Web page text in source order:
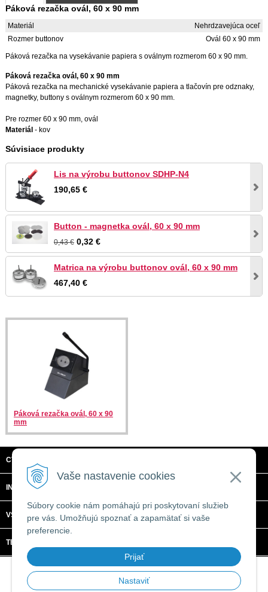
Vaše nastavenie cookies
Súbory cookie nám pomáhajú pri poskytovaní služieb
pre vás. Umožňujú spoznať a zapamätať si vaše
preferencie.
Prijať
Nastaviť
Páková rezačka ovál, 60 x 90 mm
Materiál
Nehrdzavejúca oceľ
Rozmer buttonov
Ovál 60 x 90 mm
Páková rezačka na vysekávanie papiera s oválnym rozmerom 60 x 90 mm.
Páková rezačka ovál, 60 x 90 mm
Páková rezačka na mechanické vysekávanie papiera a tlačovín pre odznaky,
magnetky, buttony s oválnym rozmerom 60 x 90 mm.
Pre rozmer 60 x 90 mm, ovál
Materiál - kov
Súvisiace produkty
Lis na výrobu buttonov SDHP-N4
190,65 €
Button - magnetka ovál, 60 x 90 mm
0,43 €0,32 €
Matrica na výrobu buttonov ovál, 60 x 90 mm
467,40 €
Páková rezačka ovál, 60 x 90
mm
CTRL + C, S.R.O.
INFORMÁCIE
VŠETKO O NÁKUPE
TECHNICKÉ ŠPECIFIKÁCIE
© 2026 CTRL + C, s.r.o. • tvorba eshopu cez UNIobchod
spoločnosti
WEBYGROUP